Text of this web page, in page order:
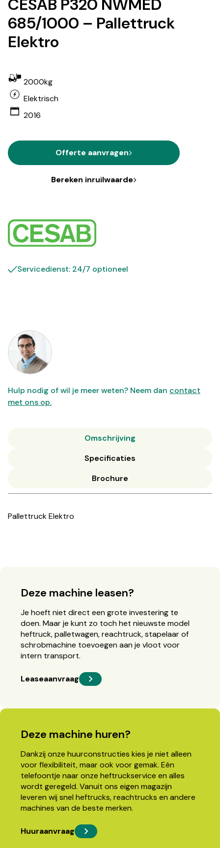
CESAB P320 NWMED
685/1000 – Pallettruck
Elektro
2000kg
Elektrisch
2016
Offerte aanvragen
Bereken inruilwaarde
Servicedienst: 24/7 optioneel
Hulp nodig of wil je meer weten? Neem dan contact
met ons op.
Omschrijving
Specificaties
Brochure
Pallettruck Elektro
Deze machine leasen?
Je hoeft niet direct een grote investering te
doen. Maar je kunt zo toch het nieuwste model
heftruck, palletwagen, reachtruck, stapelaar of
schrobmachine toevoegen aan je vloot voor
intern transport.
Leaseaanvraag
Deze machine huren?
Dankzij onze huurconstructies kies je niet alleen
voor flexibiliteit, maar ook voor gemak. Eén
telefoontje naar onze heftruckservice en alles
wordt geregeld. Vanuit ons eigen magazijn
leveren wij snel heftrucks, reachtrucks en andere
machines van de beste merken.
Huuraanvraag